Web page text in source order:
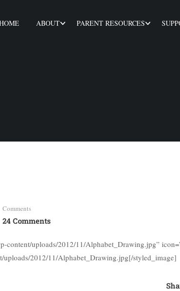
ABOUT PARENT RESOURCES
Comments
24 Comments
content/uploads/2012/11/Alphabet_Drawing.jpg”
uploads/2012/11/Alphabet_Drawing.jpg[/styled_image]